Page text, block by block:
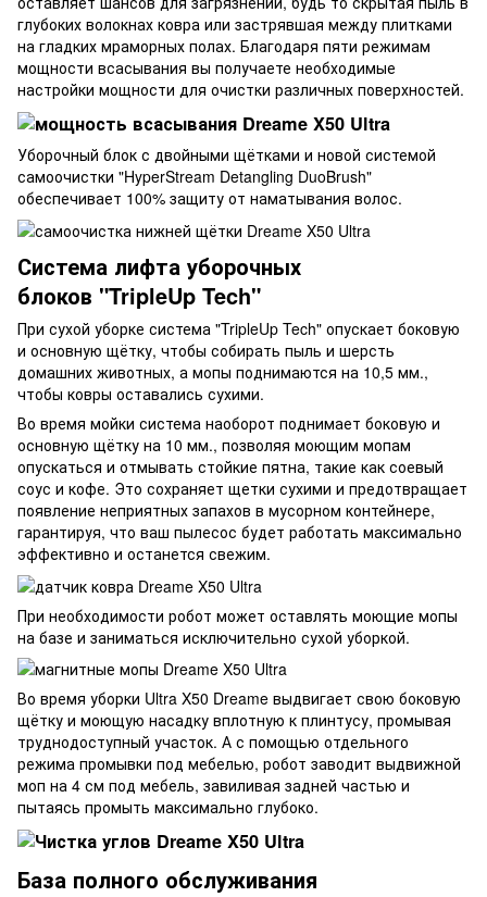
глубоких волокнах ковра или застрявшая между плитками
на гладких мраморных полах. Благодаря пяти режимам
мощности всасывания вы получаете необходимые
настройки мощности для очистки различных поверхностей.
Уборочный блок с двойными щётками и новой системой
самоочистки "HyperStream Detangling DuoBrush"
обеспечивает 100% защиту от наматывания волос.
Система лифта уборочных
блоков "TripleUp Tech"
При сухой уборке система "TripleUp Tech" опускает боковую
и основную щётку, чтобы собирать пыль и шерсть
домашних животных, а мопы поднимаются на 10,5 мм.,
чтобы ковры оставались сухими.
Во время мойки система наоборот поднимает боковую и
основную щётку на 10 мм., позволяя моющим мопам
опускаться и отмывать стойкие пятна, такие как соевый
соус и кофе. Это сохраняет щетки сухими и предотвращает
появление неприятных запахов в мусорном контейнере,
гарантируя, что ваш пылесос будет работать максимально
эффективно и останется свежим.
При необходимости робот может оставлять моющие мопы
на базе и заниматься исключительно сухой уборкой.
Во время уборки Ultra X50 Dreame выдвигает свою боковую
щётку и моющую насадку вплотную к плинтусу, промывая
труднодоступный участок. А с помощью отдельного
режима промывки под мебелью, робот заводит выдвижной
моп на 4 см под мебель, завиливая задней частью и
пытаясь промыть максимально глубоко.
База полного обслуживания